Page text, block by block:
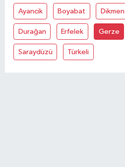
Ayancik Boyabat Dikmen
Durağan Erfelek Gerze
Saraydüzü Türkeli